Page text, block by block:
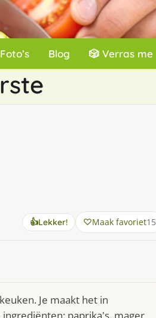
Blog 🎲 Verras me
👍Lekker! Maak favoriet15
Je maakt het in